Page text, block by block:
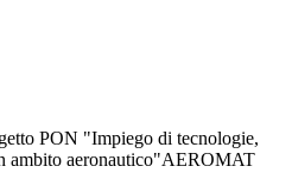
PON "Impiego di tecnologie,
ambito aeronautico"AEROMAT